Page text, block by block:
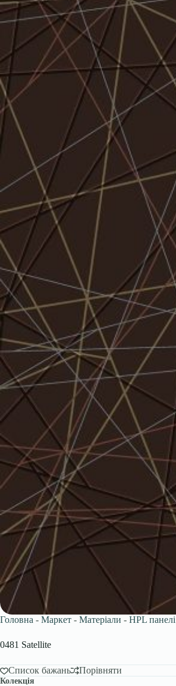
Головна - Маркет - Матеріали - HPL панелі
0481 Satellite
Список бажань Порівняти
Колекція